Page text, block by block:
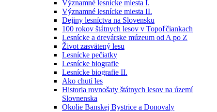
Významné lesnícke miesta I.
Významné lesnícke miesta II.
Dejiny lesníctva na Slovensku
100 rokov štátnych lesov v Topoľčiankach
Lesnícke a drevárske múzeum od A po Z
Život zasvätený lesu
Lesnícke pečiatky
Lesnícke biografie
Lesnícke biografie II.
Ako chutí les
Historia rovnošaty štátnych lesov na území
Slovnenska
Okolie Banskej Bystrice a Donovaly